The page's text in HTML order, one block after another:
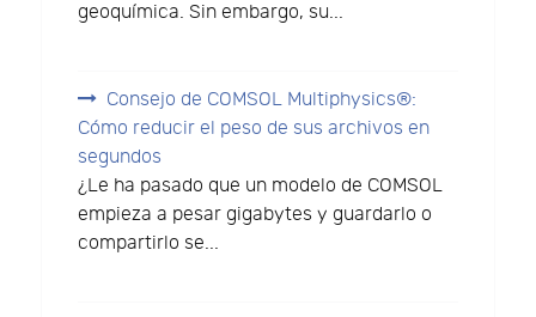
geoquímica. Sin embargo, su...
Consejo de COMSOL Multiphysics®:
Cómo reducir el peso de sus archivos en
segundos
¿Le ha pasado que un modelo de COMSOL
empieza a pesar gigabytes y guardarlo o
compartirlo se...